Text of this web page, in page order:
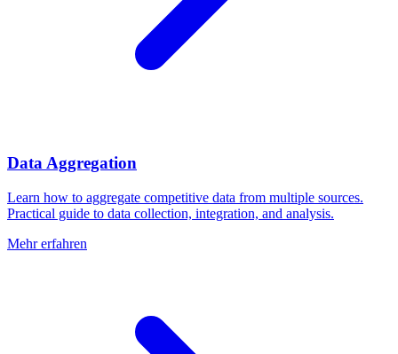
Data Aggregation
Learn how to aggregate competitive data from multiple sources.
Practical guide to data collection, integration, and analysis.
Mehr erfahren